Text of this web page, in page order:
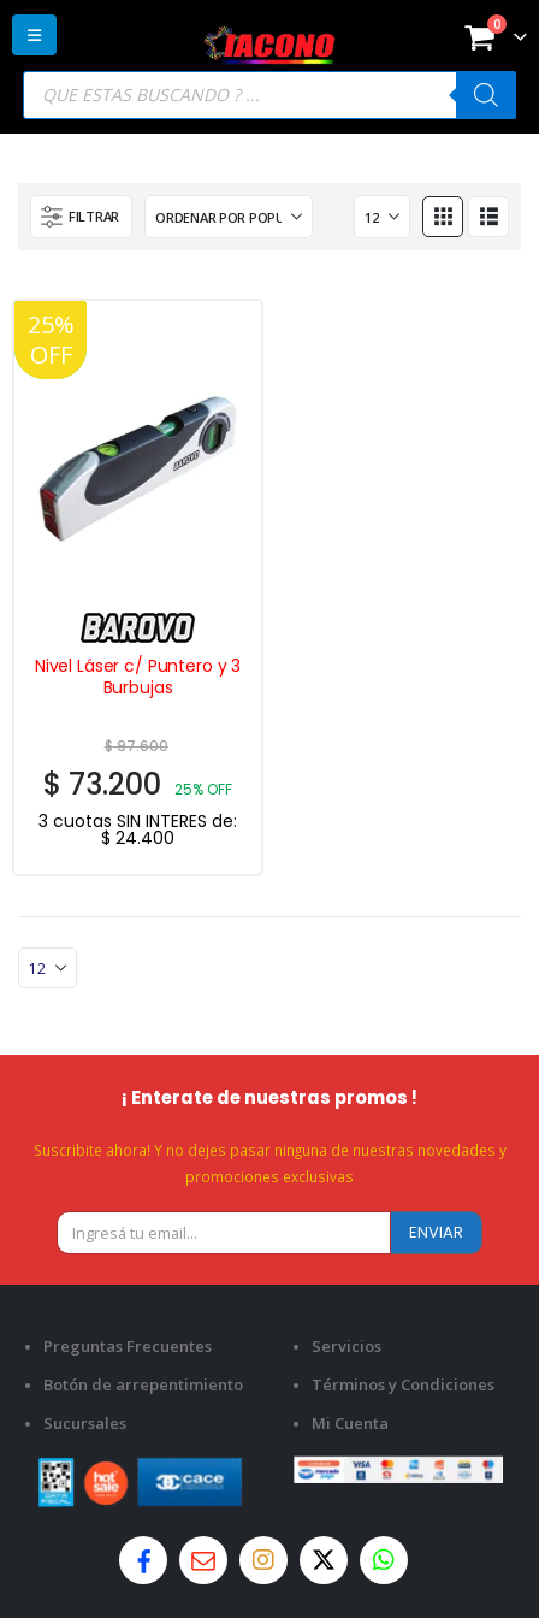
Búsqueda
productos
0
FILTRAR
25%
OFF
20%
OFF
Nivel Láser c/ Puntero y 3
Burbujas
$97.600
$ 73.200 25% OFF
3 cuotas SIN INTERES de:
$ 24.400
¡ Enterate de nuestras promos !
Suscribite ahora! Y no dejes pasar ninguna de nuestras novedades y
promociones exclusivas
Preguntas Frecuentes
Botón de arrepentimiento
Sucursales
Servicios
Términos y Condiciones
Mi Cuenta